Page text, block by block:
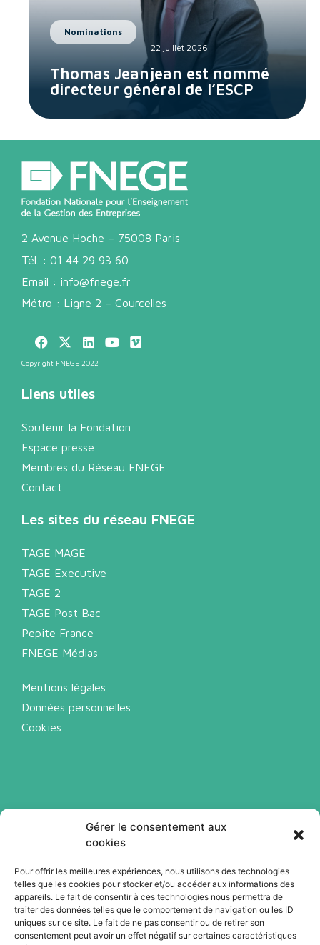
Gérer le consentement aux
cookies
Pour offrir les meilleures expériences, nous utilisons des technologies
telles que les cookies pour stocker et/ou accéder aux informations des
appareils. Le fait de consentir à ces technologies nous permettra de
traiter des données telles que le comportement de navigation ou les ID
uniques sur ce site. Le fait de ne pas consentir ou de retirer son
consentement peut avoir un effet négatif sur certaines caractéristiques
Nominations
22 juillet 2026
Thomas Jeanjean est nommé
directeur général de l’ESCP
2 Avenue Hoche – 75008 Paris
Tél. : 01 44 29 93 60
Email : info@fnege.fr
Métro : Ligne 2 – Courcelles
Copyright FNEGE 2022
Liens utiles
Soutenir la Fondation
Espace presse
Membres du Réseau FNEGE
Contact
Les sites du réseau FNEGE
TAGE MAGE
TAGE Executive
TAGE 2
TAGE Post Bac
Pepite France
FNEGE Médias
Mentions légales
Données personnelles
Cookies
Abonnez-vous à notre newsletter
Je m'abonne